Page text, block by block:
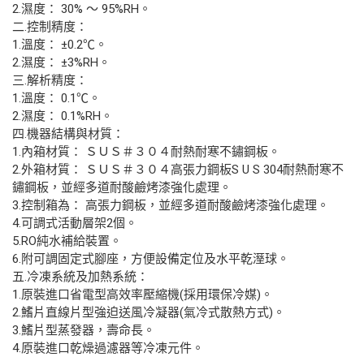
2.濕度： 30% ～ 95%RH。
二.控制精度：
1.溫度： ±0.2℃。
2.濕度： ±3%RH。
三.解析精度：
1.溫度： 0.1℃。
2.濕度： 0.1%RH。
四.機器結構與材質：
1.內箱材質： ＳＵＳ＃３０４耐熱耐寒不鏽鋼板。
2.外箱材質： ＳＵＳ＃３０４高張力鋼板S U S 304耐熱耐寒不
鏽鋼板，並經多道耐酸鹼烤漆強化處理。
3.控制箱為： 高張力鋼板，並經多道耐酸鹼烤漆強化處理。
4.可調式活動層架2個。
5.RO純水補給裝置。
6.附可調固定式腳座，方便設備定位及水平乾溼球。
五.冷凍系統及加熱系統：
1.原裝進口省電型高效率壓縮機(採用環保冷媒)。
2.鰭片直線片型強迫送風冷凝器(氣冷式散熱方式)。
3.鰭片型蒸發器，壽命長。
4.原裝進口乾燥過濾器等冷凍元件。